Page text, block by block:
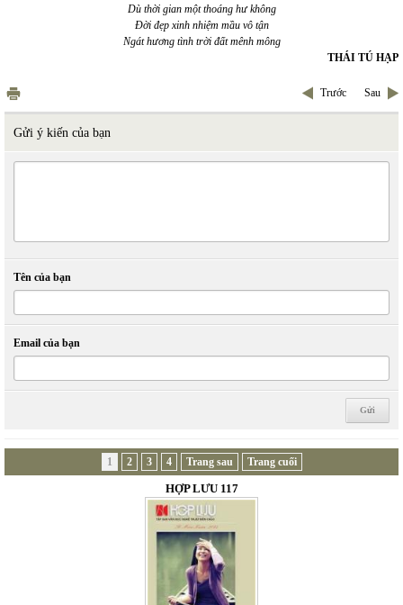
Dù thời gian một thoáng hư không
Đời đẹp xinh nhiệm mầu vô tận
Ngát hương tình trời đất mênh mông
THÁI TÚ HẠP
Trước Sau
Gửi ý kiến của bạn
Tên của bạn
Email của bạn
1 2 3 4 Trang sau Trang cuối
HỢP LƯU 117